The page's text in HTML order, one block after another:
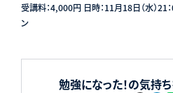
受講料：4,000円 日時：11月18日（水）21
ン
勉強になった！の気持